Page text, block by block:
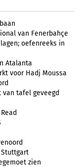
van Fenerbahçe
oefenreeks in
Atalanta
voor Hadj Moussa
tafel geveegd
zien